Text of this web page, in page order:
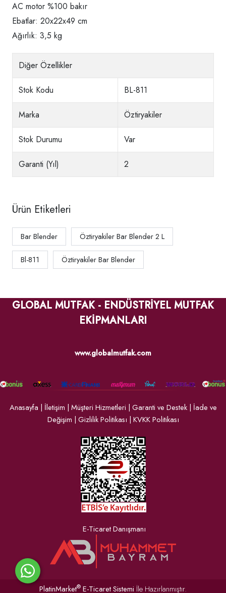
AC motor %100 bakır
Ebatlar: 20x22x49 cm
Ağırlık: 3,5 kg
Diğer Özellikler
Stok Kodu BL-811
Marka Öztiryakiler
Stok Durumu Var
Garanti (Yıl) 2
Ürün Etiketleri
Bar Blender Öztiryakiler Bar Blender 2 L
Bl-811 Öztiryakiler Bar Blender
GLOBAL MUTFAK - ENDÜSTRİYEL MUTFAK
EKİPMANLARI
www.globalmutfak.com
Anasayfa | İletişim | Müşteri Hizmetleri | Garanti ve Destek| İade ve
Değişim | Gizlilik Politikası | KVKK Politikası
E-Ticaret Danışmanı
PlatinMarket® E-Ticaret Sistemi İle Hazırlanmıştır.